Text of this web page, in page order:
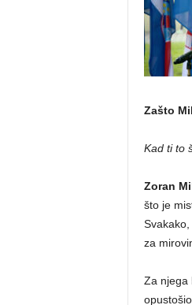
Zašto
Kad ti to
Zoran
što je
za
Za njega